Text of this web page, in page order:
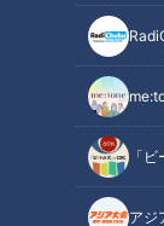
「ビ
アジ
「ゴールする喜び
感じることができ
の「地名しりとり
感謝の気持ちを込
参りへ！